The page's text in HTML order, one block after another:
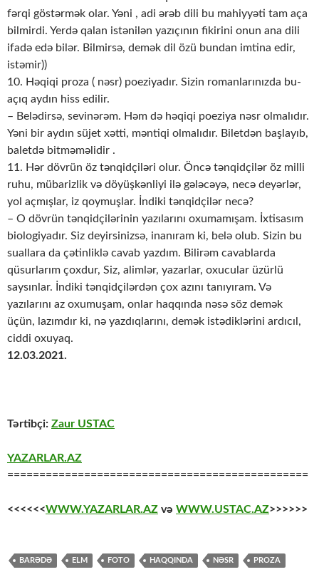
fərqi göstərmək olar. Yəni , adi ərəb dili bu mahiyyəti tam aça
bilmirdi. Yerdə qalan istənilən yazıçının fikirini onun ana dili
ifadə edə bilər. Bilmirsə, demək dil özü bundan imtina edir,
istəmir))
10. Həqiqi proza ( nəsr) poeziyadır. Sizin romanlarınızda bu-
açıq aydın hiss edilir.
– Belədirsə, sevinərəm. Həm də həqiqi poeziya nəsr olmalıdır.
Yəni bir aydın süjet xətti, məntiqi olmalıdır. Biletdən başlayıb,
baletdə bitməməlidir .
11. Hər dövrün öz tənqidçiləri olur. Öncə tənqidçilər öz milli
ruhu, mübarizlik və döyüşkənliyi ilə gələcəyə, necə deyərlər,
yol açmışlar, iz qoymuşlar. İndiki tənqidçilər necə?
– O dövrün tənqidçilərinin yazılarını oxumamışam. İxtisasım
biologiyadır. Siz deyirsinizsə, inanıram ki, belə olub. Sizin bu
suallara da çətinliklə cavab yazdım. Bilirəm cavablarda
qüsurlarım çoxdur, Siz, alimlər, yazarlar, oxucular üzürlü
saysınlar. İndiki tənqidçilərdən çox azını tanıyıram. Və
yazılarını az oxumuşam, onlar haqqında nəsə söz demək
üçün, lazımdır ki, nə yazdıqlarını, demək istədiklərini ardıcıl,
ciddi oxuyaq.
12.03.2021.
Tərtibçi: Zaur USTAC
YAZARLAR.AZ
===============================================
<<<<<<WWW.YAZARLAR.AZ və WWW.USTAC.AZ>>>>>>
BARƏDƏ ELM FOTO HAQQINDA NƏSR PROZA